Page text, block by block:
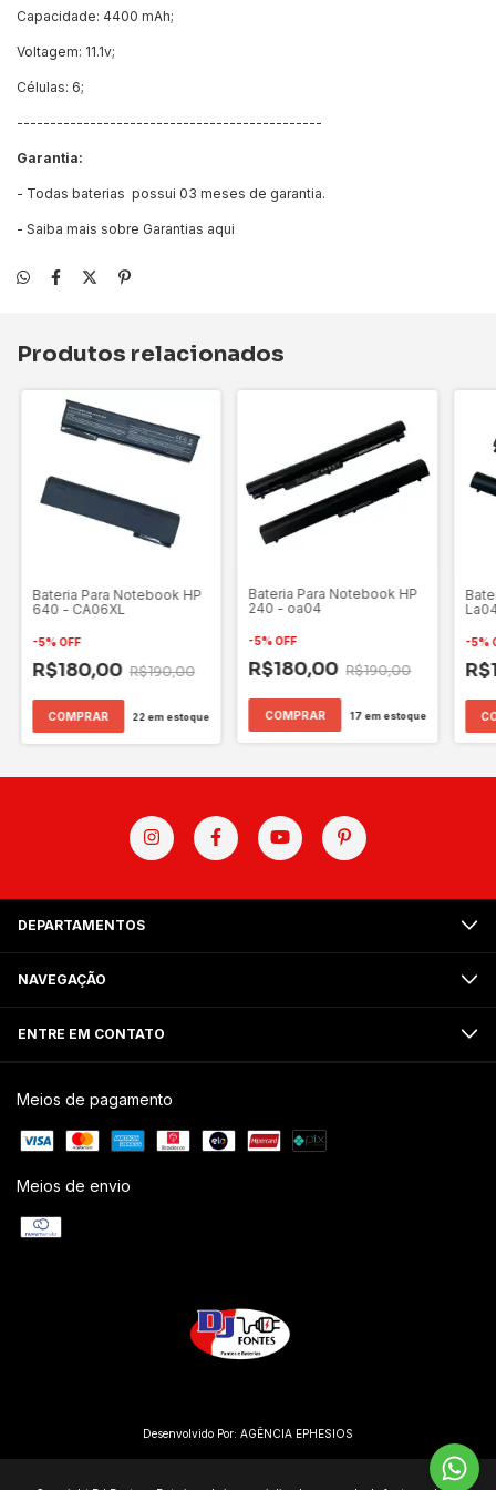
Capacidade: 4400 mAh;
Voltagem: 11.1v;
Células: 6;
----------------------------------------------
Garantia:
- Todas baterias possui 03 meses de garantia.
- Saiba mais sobre Garantias aqui
Produtos relacionados
Bateria Para Notebook HP
640 - CA06XL
-5%OFF
R$180,00 R$190,00
22em estoque
Bateria Para Notebook HP
240 - oa04
-5%OFF
R$180,00 R$190,00
17em estoque
-5%
DEPARTAMENTOS
NAVEGAÇÃO
ENTRE EM CONTATO
Meios de pagamento
Meios de envio
Desenvolvido Por: AGÊNCIA EPHESIOS